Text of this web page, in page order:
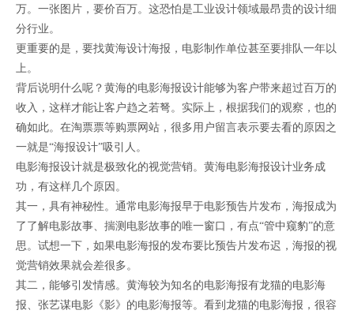
万。一张图片，要价百万。这恐怕是工业设计领域最昂贵的设计细
分行业。
更重要的是，要找黄海设计海报，电影制作单位甚至要排队一年以
上。
背后说明什么呢？黄海的电影海报设计能够为客户带来超过百万的
收入，这样才能让客户趋之若弩。实际上，根据我们的观察，也的
确如此。在淘票票等购票网站，很多用户留言表示要去看的原因之
一就是“海报设计”吸引人。
电影海报设计就是极致化的视觉营销。黄海电影海报设计业务成
功，有这样几个原因。
其一，具有神秘性。通常电影海报早于电影预告片发布，海报成为
了了解电影故事、揣测电影故事的唯一窗口，有点“管中窥豹”的意
思。试想一下，如果电影海报的发布要比预告片发布迟，海报的视
觉营销效果就会差很多。
其二，能够引发情感。黄海较为知名的电影海报有龙猫的电影海
报、张艺谋电影《影》的电影海报等。看到龙猫的电影海报，很容